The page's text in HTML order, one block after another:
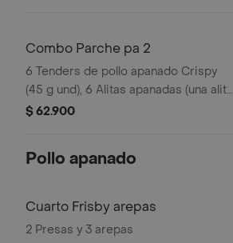
Combo Parche pa 2
6 Tenders de pollo apanado Crispy
(45 g und), 6 Alitas apanadas (una alita
equivale a un trozo de ala), 2
sals
$ 62.900
Pollo apanado
Cuarto Frisby arepas
2 Presas y 3 arepas